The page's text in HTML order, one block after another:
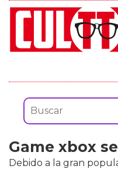
Game xbox
Debido a la gran